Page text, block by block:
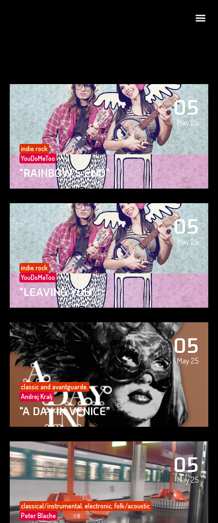
05
May 25
indie rock
YouDoMeToo
“RAINBOW’S END”
05
May 25
indie rock
YouDoMeToo
“LEAVING YOU”
05
May 25
classic and avantguarde.
Andrej Kralj
“A DAY IN VENICE”
05
May 25
classical/instrumental, electronic, folk/acoustic
Peter Blache